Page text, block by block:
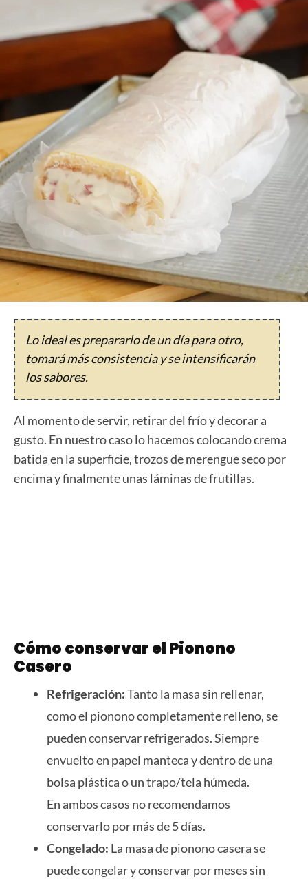
Lo ideal es prepararlo de un día para otro,
tomará más consistencia y se intensificarán
los sabores.
Al momento de servir, retirar del frío y decorar a
gusto. En nuestro caso lo hacemos colocando crema
batida en la superficie, trozos de merengue seco por
encima y finalmente unas láminas de frutillas.
Cómo conservar el Pionono
Casero
Refrigeración:Tanto la masa sin rellenar,
como el pionono completamente relleno, se
pueden conservar refrigerados. Siempre
envuelto en papel manteca y dentro de una
bolsa plástica o un trapo/tela húmeda.
En ambos casos no recomendamos
conservarlo por más de 5 días.
Congelado: La masa de pionono casera se
puede congelar y conservar por meses sin